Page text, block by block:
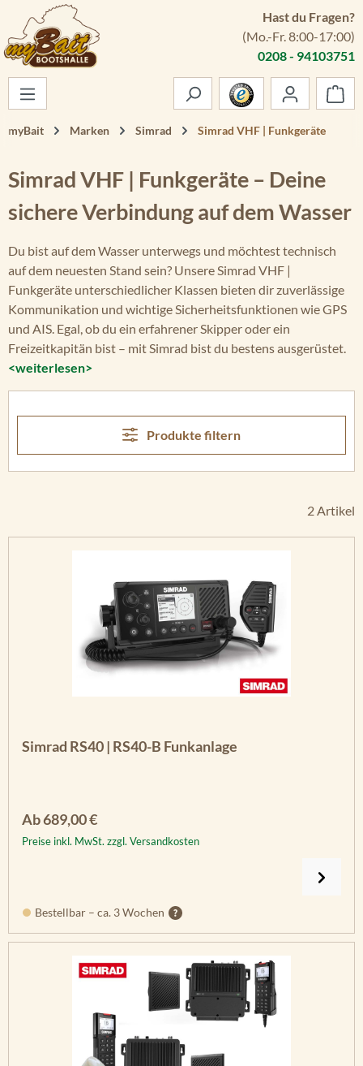
Zum Hauptinhalt springen
Hast du Fragen?
(Mo.-Fr. 8:00-17:00)
0208 - 94103751
myBait Marken Simrad Simrad VHF | Funkgeräte
Simrad VHF | Funkgeräte – Deine
sichere Verbindung auf dem Wasser
Du bist auf dem Wasser unterwegs und möchtest technisch
auf dem neuesten Stand sein? Unsere Simrad VHF |
Funkgeräte unterschiedlicher Klassen bieten dir zuverlässige
Kommunikation und wichtige Sicherheitsfunktionen wie GPS
und AIS. Egal, ob du ein erfahrener Skipper oder ein
Freizeitkapitän bist – mit Simrad bist du bestens ausgerüstet.
<weiterlesen>
Produkte filtern
2 Artikel
Simrad RS40 | RS40-B Funkanlage
Regulärer Preis:
Ab689,00 €
Preise inkl. MwSt. zzgl. Versandkosten
Bestellbar – ca. 3 Wochen